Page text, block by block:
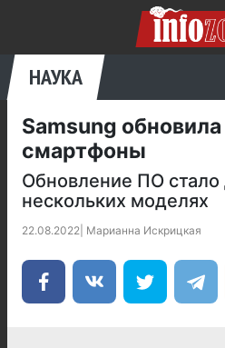
НАУКА
Samsung
смартфоны
Обновление ПО стало
нескольких моделях
22.08.2022 Марианна Искрицкая